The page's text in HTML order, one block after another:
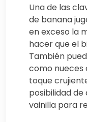
Una de las
de banana
en exceso la
hacer que el
También
como nueces
toque
posibilidad
vainilla para